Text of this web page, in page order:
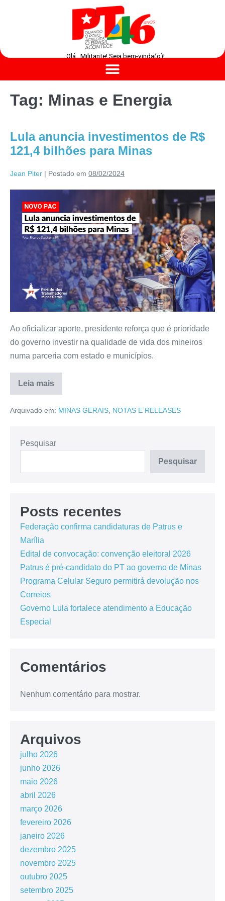
Olá , Militante! Seja bem-vinda(o)!
Tag: Minas e Energia
Lula anuncia investimentos de R$
121,4 bilhões para Minas
Jean Piter | Postado em 08/02/2024
Ao oficializar aporte, presidente reforça que é prioridade
do governo investir na qualidade de vida dos mineiros
numa parceria com estado e municípios.
Leia mais
Arquivado em: MINAS GERAIS NOTAS E RELEASES
Pesquisar
Pesquisar
Posts recentes
Federação confirma candidaturas de Patrus e
Marília
Edital de convocação: convenção eleitoral 2026
Patrus é pré-candidato do PT ao governo de Minas
Programa Celular Seguro permitirá devolução nos
Correios
Governo Lula fortalece atendimento a Educação
Especial
Comentários
Nenhum comentário para mostrar.
Arquivos
julho 2026
junho 2026
maio 2026
abril 2026
março 2026
fevereiro 2026
janeiro 2026
dezembro 2025
novembro 2025
outubro 2025
setembro 2025